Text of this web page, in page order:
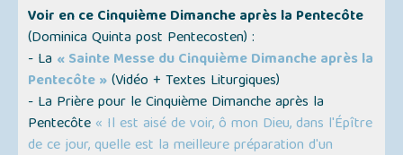
Voir en ce Cinquième Dimanche après la Pentecôte
(Dominica Quinta post Pentecosten) :
- La « Sainte Messe du Cinquième Dimanche après la
Pentecôte »(Vidéo + Textes Liturgiques)
- La Prière pour le Cinquième Dimanche après la
Pentecôte « Il est aisé de voir, ô mon Dieu, dans l'Épître
de ce jour, quelle est la meilleure préparation d'un